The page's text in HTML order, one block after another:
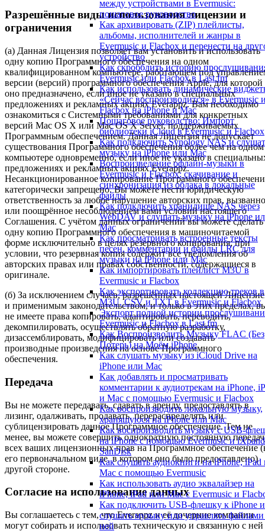
между устройствами в Evermusic:
пошаговое руководство
Как архивировать (ZIP) плейлисты,
альбомы, исполнителей и жанры в
Evermusic и Flacbox и перенести на
устройство
Как скробблить историю
Evermusic или Flacbox в Last.fm
Как использовать динамические
«Сейчас воспроизводится» в Evermusic
Flacbox на iPhone и Mac
Пошаговое руководство: Импорт
библиотеки iCloud в Evermusic и Flacbox
Как подключить Synology NAS и
музыку на iPhone или Mac
Воспроизведение офлайн-музыки в
Evermusic и Flacbox: скачивание и
синхронизация из облака в локальные
файлы
Как подключить хранилище NAS через
WebDAV и слушать музыку на iPhone
Mac
Как просматривать встроенные тексты
песен, комментарии и файлы LRC для
музыки на iPhone или Mac
Как импортировать плейлист M3U в
Evermusic и Flacbox
Как экспортировать коллекцию треков в
M3U, CSV и TXT в Evermusic и Flacbox
Экспорт полной истории
Evermusic и Flacbox в Last.fm
Как Воспроизводить Музыку FLAC (Без
Потерь) на Моём iPhone
Как слушать музыку из iCloud Drive на
iPhone или Mac
Как добавлять и просматривать
комментарии к аудиотрекам на iPhone,
и Mac с помощью Evermusic и Flacbox
Как воспроизводить локальную музыку,
хранящуюся на iPhone или Mac
Как воспроизводить музыку с USB-
на iPhone с помощью Evermusic и
SanDisk
Как слушать аудиокниги на iPhone, iPad
Mac с помощью Evermusic
Как использовать аудио эквалайзер на
iPhone, iPad или Mac с Evermusic и
Как подключить USB-флешку к iPhone и
слушать музыку или управлять
ней
Разрешённые виды использования лицензии и
ограничения
(а) Данная Лицензия позволяет вам установить и использовать
одну копию Программного обеспечения на одном
квалифицированном компьютере, работающем под
версии (версий) программного обеспечения Apple, для которой
оно предназначено, если иное не указано в специальных
предложениях и рекламных акциях Everappz. Вам необходимо
ознакомиться с Системными требованиями для конкретных
версий Mac OS X или Mac OS X Server, поддерживаемых
Программным обеспечением. Данная Лицензия не допускает
существования Программного обеспечения более чем на одном
компьютере одновременно, если иное не указано в
предложениях и рекламных акциях Everappz.
Несанкционированное копирование Программного
категорически запрещено. Вы можете нести юридическую
ответственность за любое нарушение авторских прав,
или поощрённое несоблюдением вами условий настоящего
Соглашения. С учётом данных ограничений вы можете сделать
одну копию Программного обеспечения в машиночитаемой
форме исключительно в целях резервного копирования; при
условии, что резервная копия содержит все уведомления об
авторских правах или правах собственности, содержащиеся в
оригинале.
(б) За исключением случаев, разрешённых настоящей
и применимым законодательством, и только в этих пределах,
не имеете права копировать, адаптировать, переводить,
декомпилировать, осуществлять обратную разработку,
дизассемблировать, модифицировать или создавать
производные произведения на основе Программного
обеспечения.
Передача
Вы не можете передавать, сдавать в аренду, предоставлять в
лизинг, одалживать, продавать, перераспределять или
сублицензировать данное Программное обеспечение. Тем не
менее, вы можете совершить однократную постоянную
всех ваших лицензионных прав на Программное обеспечение
его первоначальном виде, в котором оно было предоставлено)
другой стороне.
Согласие на использование данных
Вы соглашаетесь с тем, что Everappz и её дочерние компании
могут собирать и использовать техническую и связанную с ней